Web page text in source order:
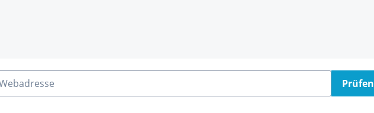
Prüfen